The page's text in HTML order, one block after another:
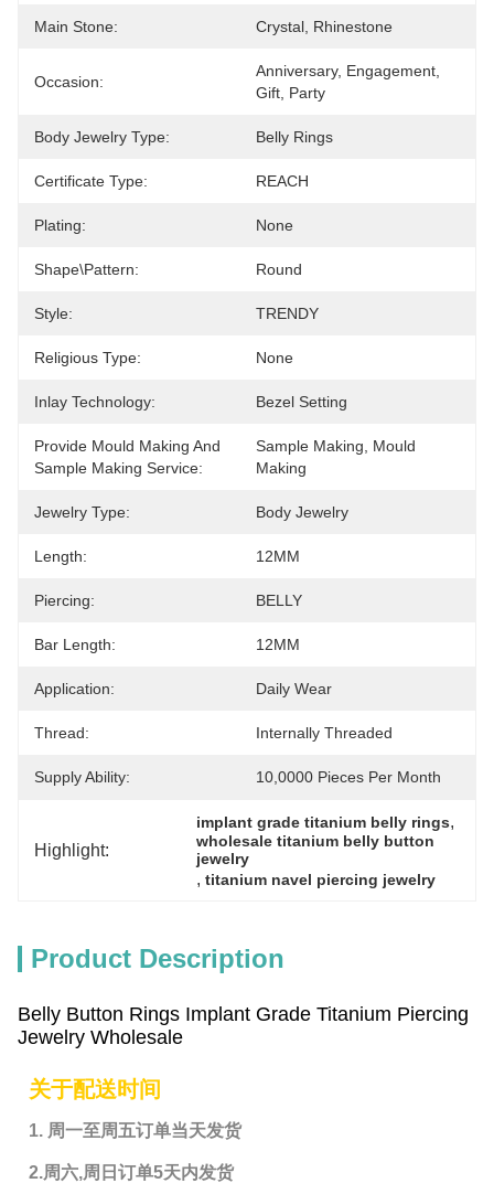
Main Stone: Crystal, Rhinestone
Occasion:
Anniversary, Engagement,
Gift, Party
Body Jewelry Type: Belly Rings
Certificate Type: REACH
Plating: None
Shape\pattern: Round
Style: TRENDY
Religious Type: None
Inlay Technology: Bezel Setting
Provide Mould Making And
Sample Making Service:
Sample Making, Mould
Making
Jewelry Type: Body Jewelry
Length: 12MM
Piercing: BELLY
Bar Length: 12MM
Application: Daily Wear
Thread: Internally Threaded
Supply Ability: 10,0000 Pieces Per Month
Highlight:
implant grade titanium belly rings
wholesale titanium belly button
jewelry
, titanium navel piercing jewelry
Product Description
Belly Button Rings Implant Grade Titanium Piercing
Jewelry Wholesale
关于配送时间
1. 周一至周五订单当天发货
2.周六,周日订单5天内发货